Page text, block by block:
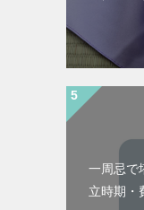
一周忌で
立時期・